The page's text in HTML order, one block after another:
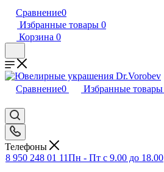
Сравнение0
Избранные товары 0
Корзина 0
Сравнение0 Избранные товары
Телефоны
8 950 248 01 11Пн - Пт с 9.00 до 18.00